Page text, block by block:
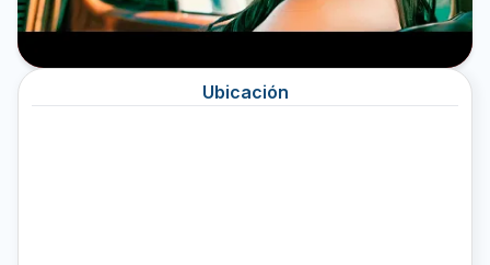
Ubicación